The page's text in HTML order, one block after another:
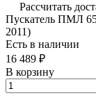
Рассчитать
Пускатель ПМЛ
2011)
Есть в наличии
16 489 ₽
В корзину